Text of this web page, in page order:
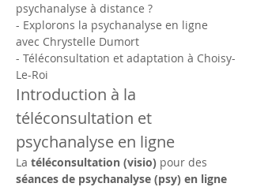
psychanalyse à distance ?
- Explorons la psychanalyse en ligne
avec Chrystelle Dumort
- Téléconsultation et adaptation à Choisy-
Le-Roi
Introduction à la
téléconsultation et
psychanalyse en ligne
La téléconsultation (visio) pour des
séances de psychanalyse (psy) en ligne